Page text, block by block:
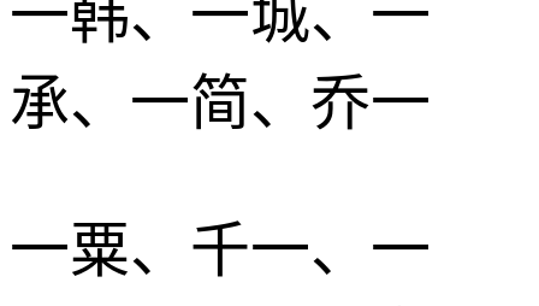
一韩、一城、一
承、一简、乔一
一粟、千一、一